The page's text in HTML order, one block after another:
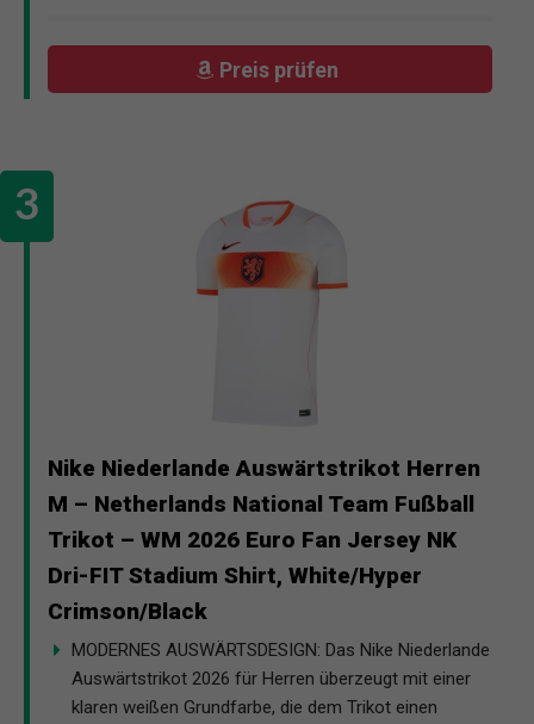
Preis prüfen
Nike Niederlande Auswärtstrikot Herren
M – Netherlands National Team Fußball
Trikot – WM 2026 Euro Fan Jersey NK
Dri-FIT Stadium Shirt, White/Hyper
Crimson/Black
MODERNES AUSWÄRTSDESIGN: Das Nike Niederlande
Auswärtstrikot 2026 für Herren überzeugt mit einer
klaren weißen Grundfarbe, die dem Trikot einen